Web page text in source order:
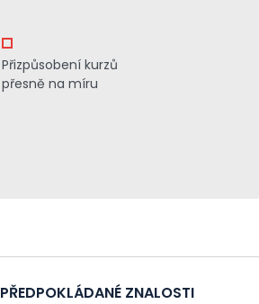
Přizpůsobení kurzů
přesně na míru
PŘEDPOKLÁDANÉ ZNALOSTI